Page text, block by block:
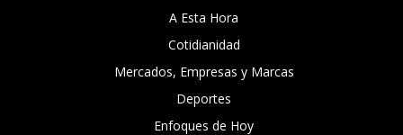
A Esta Hora
Cotidianidad
Mercados, Empresas y Marcas
Deportes
Enfoques de Hoy